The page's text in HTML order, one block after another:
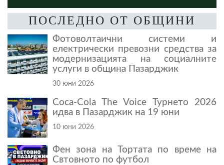
ПОСЛЕДНО ОТ ОБЩИНИ
Фотоволтаични системи и
електрически превозни средства за
модернизацията на социалните
услуги в община Пазарджик
30 юни 2026
Coca-Cola The Voice Турнето 2026
идва в Пазарджик на 19 юни
10 юни 2026
Фен зона на Тортата по време на
Свтовното по футбол